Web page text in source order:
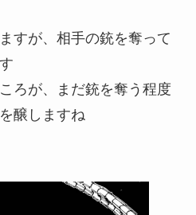
すが、相手の銃を奪って
ろが、まだ銃を奪う程度
醸しますね